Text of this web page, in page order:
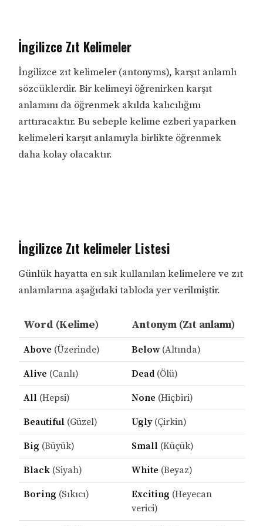
İngilizce Zıt Kelimeler
İngilizce zıt kelimeler (antonyms), karşıt anlamlı
sözcüklerdir. Bir kelimeyi öğrenirken karşıt
anlamını da öğrenmek akılda kalıcılığını
arttıracaktır. Bu sebeple kelime ezberi yaparken
kelimeleri karşıt anlamıyla birlikte öğrenmek
daha kolay olacaktır.
İngilizce Zıt kelimeler Listesi
Günlük hayatta en sık kullanılan kelimelere ve zıt
anlamlarına aşağıdaki tabloda yer verilmiştir.
Word (Kelime) Antonym (Zıt anlamı)
Above (Üzerinde) Below(Altında)
Alive (Canlı) Dead(Ölü)
All(Hepsi) None (Hiçbiri)
Beautiful(Güzel) Ugly(Çirkin)
Big (Büyük) Small(Küçük)
Black(Siyah) White (Beyaz)
Boring (Sıkıcı) Exciting (Heyecan
verici)